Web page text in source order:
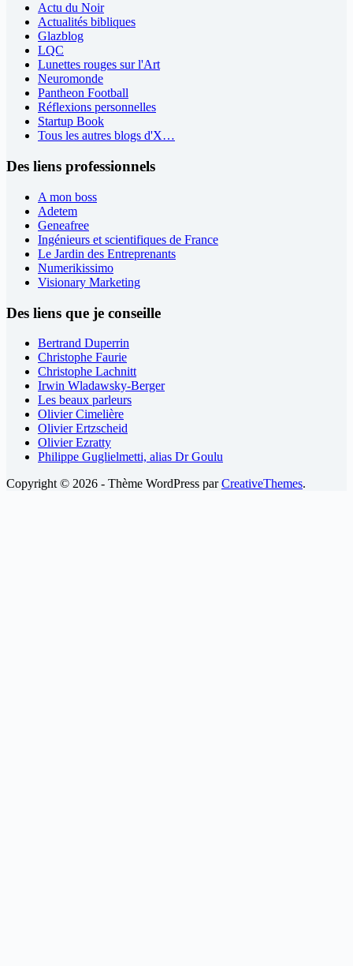
Actu du Noir
Actualités bibliques
Glazblog
LQC
Lunettes rouges sur l'Art
Neuromonde
Pantheon Football
Réflexions personnelles
Startup Book
Tous les autres blogs d'X…
Des liens professionnels
A mon boss
Adetem
Geneafree
Ingénieurs et scientifiques de France
Le Jardin des Entreprenants
Numerikissimo
Visionary Marketing
Des liens que je conseille
Bertrand Duperrin
Christophe Faurie
Christophe Lachnitt
Irwin Wladawsky-Berger
Les beaux parleurs
Olivier Cimelière
Olivier Ertzscheid
Olivier Ezratty
Philippe Guglielmetti, alias Dr Goulu
Copyright © 2026 - Thème WordPress parCreativeThemes.